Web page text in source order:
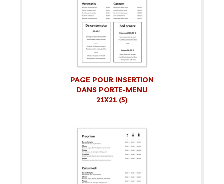
PAGE POUR INSERTION
DANS PORTE-MENU
21X21 (5)